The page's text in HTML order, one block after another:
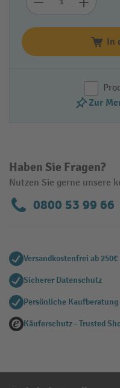
In
Zur
Haben Sie Fragen?
Nutzen Sie gerne unsere
0800 53 99 66
Versandkostenfrei ab 250€
Sicherer Datenschutz
Persönliche Kaufberatung
Käuferschutz - Trusted